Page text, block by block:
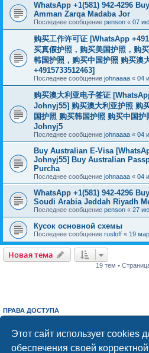
Этот сайт использует cookies
обеспечения своей
WhatsApp +1(581) 942-4296
Amman Zarqa Madaba Jor
Последнее сообщение penson « 07
购买工作许可证 [WhatsApp
买真假护照，购买美国护照，购
韩国护照，购买中国护照 购买澳
+4915733512463]
Последнее сообщение johnaaaa « 04
购买澳大利亚电子签证
Johnyj55] 购买澳大利亚护照 购
国护照 购买韩国护照 购买中国护
Johnyj5
Последнее сообщение johnaaaa « 04
Buy Australian E-Visa
Johnyj55] Buy Australian
Purcha
Последнее сообщение johnaaaa « 04
WhatsApp +1(581) 942-4296
Soudi Arabia Jeddah Riyadh
Последнее сообщение penson « 27
Кусок основной схемы
Последнее сообщение rusloff « 19
Новая тема
19 тем •
ПРАВА ДОСТУПА
Выне можетеотвечать на сообщения
Выне можетередактировать свои сообщения
Выне можетеудалять свои сообщения